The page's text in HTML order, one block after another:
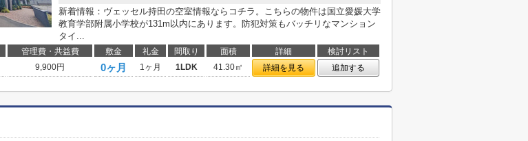
新着情報：ヴェッセル持田の空室情報ならコチラ。こちらの物件は国立愛媛大学
教育学部附属小学校が131m以内にあります。防犯対策もバッチリなマンション
タイ...
管理費・共益費 敷金 礼金 間取り 面積 詳細
検討リスト
9,900円 0ヶ月 1ヶ月 1LDK 41.30㎡ 詳細を見る 追加する